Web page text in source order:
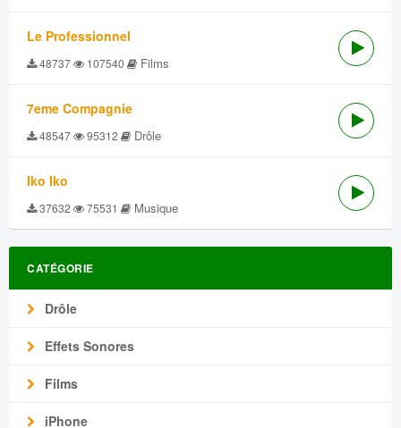
Le Professionnel
48737 107540 Films
7eme Compagnie
48547 95312 Drôle
Iko Iko
37632 75531 Musique
CATÉGORIE
Drôle
Effets Sonores
Films
iPhone